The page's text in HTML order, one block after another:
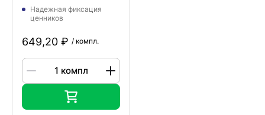
Надежная фиксация
ценников
649,20 ₽ / компл.